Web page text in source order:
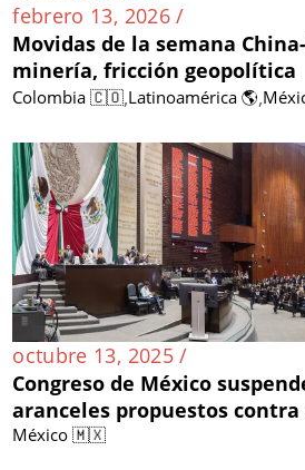
febrero 13, 2026 /
Movidas de la semana
minería, fricción geopolítica
Colombia 🇨🇴,Latinoamérica 🌎,
octubre 13, 2025 /
Congreso de México
aranceles propuestos contra
México 🇲🇽